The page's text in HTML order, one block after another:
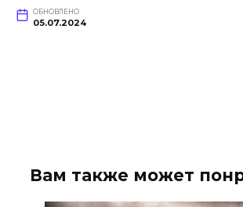
ОБНОВЛЕНО
05.07.2024
Вам также может